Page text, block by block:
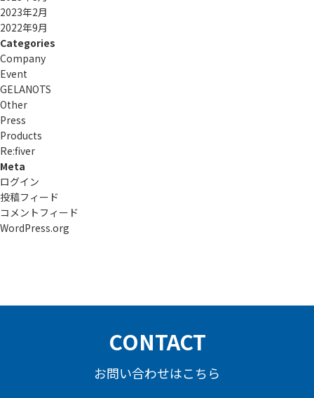
2023年2月
2022年9月
Categories
Company
Event
GELANOTS
Other
Press
Products
Re:ﬁver
Meta
ログイン
投稿フィード
コメントフィード
WordPress.org
CONTACT
お問い合わせはこちら